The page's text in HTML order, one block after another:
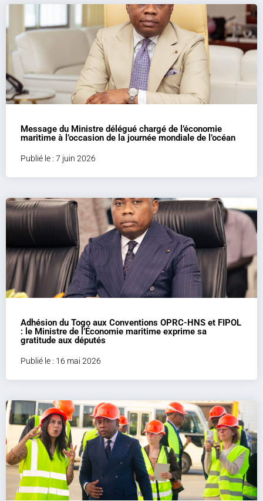
Message du Ministre délégué chargé de l’économie
maritime à l’occasion de la journée mondiale de l’océan
Publié le : 7 juin 2026
Adhésion du Togo aux Conventions OPRC-HNS et FIPOL
: le Ministre de l’Économie maritime exprime sa
gratitude aux députés
Publié le : 16 mai 2026